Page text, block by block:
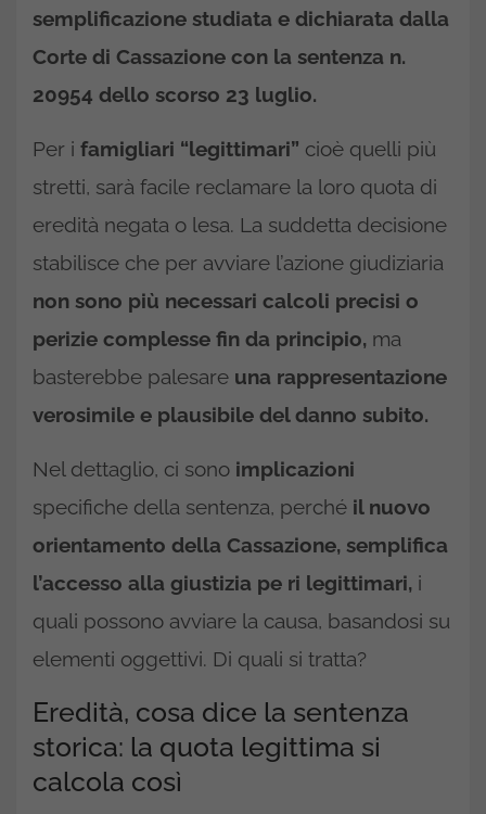
semplificazione studiata e dichiarata dalla
Corte di Cassazione con la sentenza n.
20954 dello scorso 23 luglio.
Per i famigliari “legittimari” cioè quelli più
stretti, sarà facile reclamare la loro quota di
eredità negata o lesa. La suddetta decisione
stabilisce che per avviare l’azione giudiziaria
non sono più necessari calcoli precisi o
perizie complesse fin da principio, ma
basterebbe palesare una rappresentazione
verosimile e plausibile del danno subito.
Nel dettaglio, ci sono implicazioni
specifiche della sentenza, perché il nuovo
orientamento della Cassazione, semplifica
l’accesso alla giustizia pe ri legittimari, i
quali possono avviare la causa, basandosi su
elementi oggettivi. Di quali si tratta?
Eredità, cosa dice la sentenza
storica: la quota legittima si
calcola così